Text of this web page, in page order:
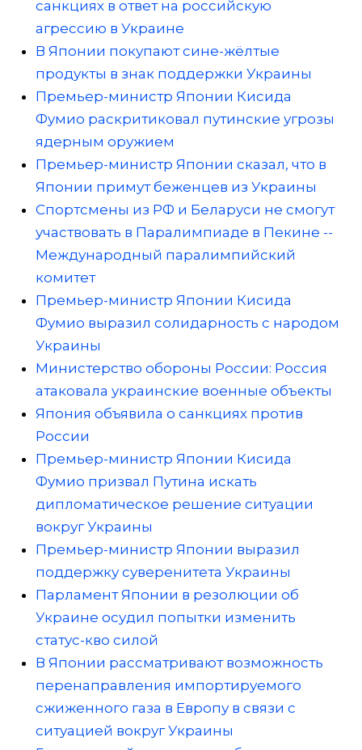
санкциях в ответ на российскую
агрессию в Украине
В Японии покупают сине-жёлтые
продукты в знак поддержки Украины
Премьер-министр Японии Кисида
Фумио раскритиковал путинские угрозы
ядерным оружием
Премьер-министр Японии сказал, что в
Японии примут беженцев из Украины
Спортсмены из РФ и Беларуси не смогут
участвовать в Паралимпиаде в Пекине --
Международный паралимпийский
комитет
Премьер-министр Японии Кисида
Фумио выразил солидарность с народом
Украины
Министерство обороны России: Россия
атаковала украинские военные объекты
Япония объявила о санкциях против
России
Премьер-министр Японии Кисида
Фумио призвал Путина искать
дипломатическое решение ситуации
вокруг Украины
Премьер-министр Японии выразил
поддержку суверенитета Украины
Парламент Японии в резолюции об
Украине осудил попытки изменить
статус-кво силой
В Японии рассматривают возможность
перенаправления импортируемого
сжиженного газа в Европу в связи с
ситуацией вокруг Украины